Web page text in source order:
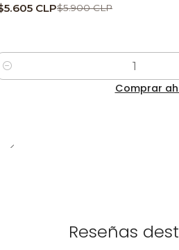
CLP$5.900 CLP
Comprar
Reseñas